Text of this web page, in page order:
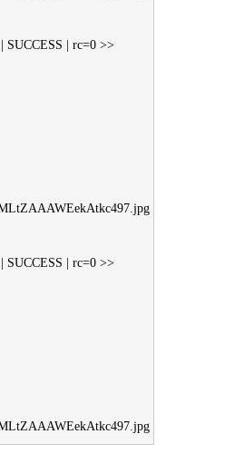
SUCCESS | rc=0 >>
SUCCESS | rc=0 >>